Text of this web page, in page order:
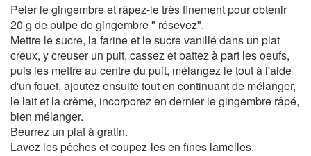
Peler le gingembre et râpez-le très finement pour obtenir
20 g de pulpe de gingembre " résevez".
Mettre le sucre, la farine et le sucre vanillé dans un plat
creux, y creuser un puit, cassez et battez à part les oeufs,
puis les mettre au centre du puit, mélangez le tout à l'aide
d'un fouet, ajoutez ensuite tout en continuant de mélanger,
le lait et la crème, incorporez en dernier le gingembre râpé,
bien mélanger.
Beurrez un plat à gratin.
Lavez les pêches et coupez-les en fines lamelles.